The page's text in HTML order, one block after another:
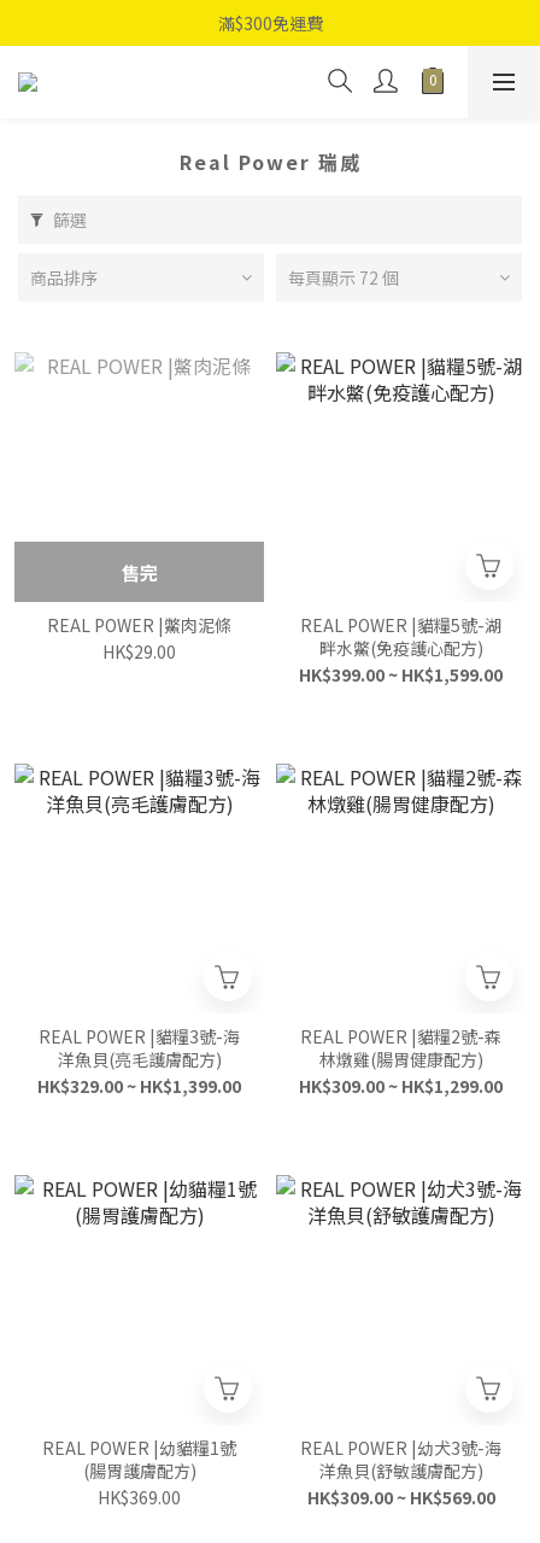
滿$300免運費
Real Power 瑞威
篩選
商品排序 每頁顯示 72 個
售完
REAL POWER |鱉肉泥條
HK$29.00
REAL POWER |貓糧5號-湖
畔水鱉(免疫護心配方)
HK$399.00 ~ HK$1,599.00
REAL POWER |貓糧3號-海
洋魚貝(亮毛護膚配方)
HK$329.00 ~ HK$1,399.00
REAL POWER |貓糧2號-森
林燉雞(腸胃健康配方)
HK$309.00 ~ HK$1,299.00
REAL POWER |幼貓糧1號
(腸胃護膚配方)
HK$369.00
REAL POWER |幼犬3號-海
洋魚貝(舒敏護膚配方)
HK$309.00 ~ HK$569.00